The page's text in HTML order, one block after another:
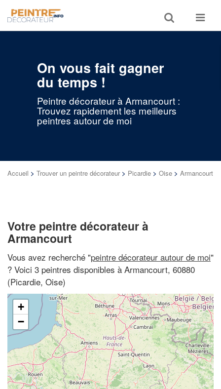
Toggle
search
Toggle
On vous fait gagner
du temps !
Peintre décorateur à Armancourt :
Trouvez rapidement les meilleurs
peintres autour de moi
Accueil > Trouver un peintre décorateur > Picardie > Oise > Armancourt
Votre peintre décorateur à
Armancourt
Vous avez recherché "peintre décorateur autour de moi"
? Voici 3 peintres disponibles à Armancourt, 60880
(Picardie, Oise)
+
−